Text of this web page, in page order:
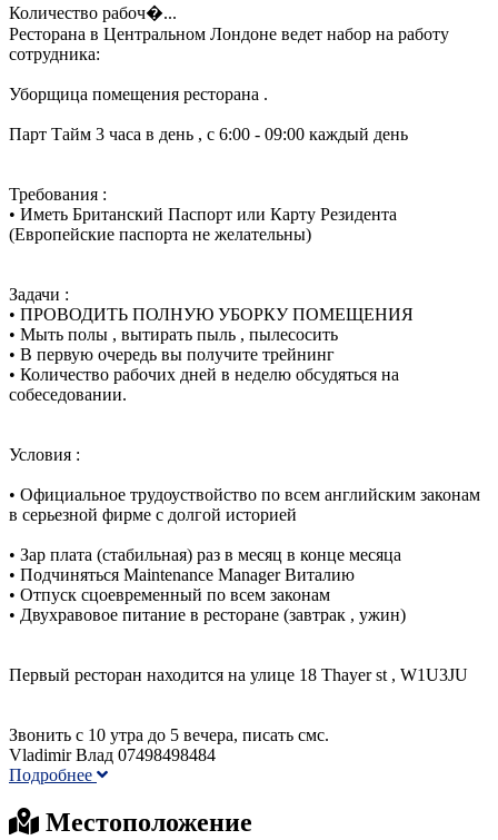
Количество рабоч�...
Ресторана в Центральном Лондоне ведет набор на работу
сотрудника:
Уборщица помещения ресторана .
Парт Тайм 3 часа в день , с 6:00 - 09:00 каждый день
Требования :
• Иметь Британский Паспорт или Карту Резидента
(Европейские паспорта не желательны)
Задачи :
• ПРОВОДИТЬ ПОЛНУЮ УБОРКУ ПОМЕЩЕНИЯ
• Мыть полы , вытирать пыль , пылесосить
• В первую очередь вы получите трейнинг
• Количество рабочих дней в неделю обсудяться на
собеседовании.
Условия :
• Официальное трудоуствойство по всем английским законам
в серьезной фирме с долгой историей
• Зар плата (стабильная) раз в месяц в конце месяца
• Подчиняться Maintenance Manager Виталию
• Отпуск сцоевременный по всем законам
• Двухравовое питание в ресторане (завтрак , ужин)
Первый ресторан находится на улице 18 Thayer st , W1U3JU
Звонить с 10 утра до 5 вечера, писать смс.
Vladimir Влад 07498498484
Подробнее
Местоположение